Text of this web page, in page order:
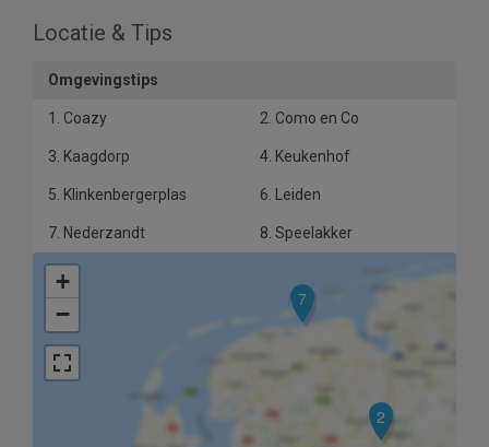
Locatie & Tips
Omgevingstips
1. Coazy 2. Como en Co
3. Kaagdorp 4. Keukenhof
5. Klinkenbergerplas 6. Leiden
7. Nederzandt 8. Speelakker
2
7
+
−